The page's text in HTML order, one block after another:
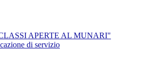
APERTE AL MUNARI"
di servizio